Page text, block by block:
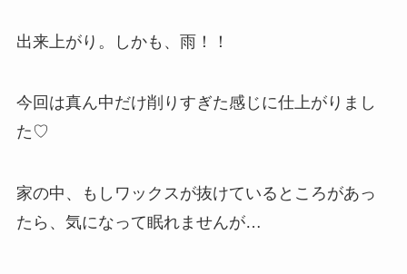
出来上がり。しかも、雨！！
今回は真ん中だけ削りすぎた感じに仕上がりまし
た♡
家の中、もしワックスが抜けているところがあっ
たら、気になって眠れませんが…